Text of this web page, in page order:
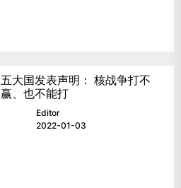
五大国发表声明： 核战争打不
赢、也不能打
Editor
2022-01-03